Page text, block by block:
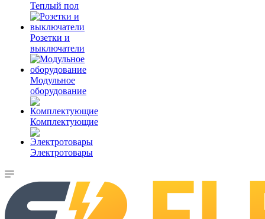
Теплый пол
Розетки и
выключатели
Модульное
оборудование
Комплектующие
Электротовары